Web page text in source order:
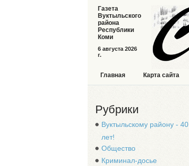
6 августа 2026
г.
Газета
Вуктыльского
района
Республики
Коми
Главная Карта сайта
Рубрики
Вуктыльскому району - 40
лет!
Общество
Криминал-досье